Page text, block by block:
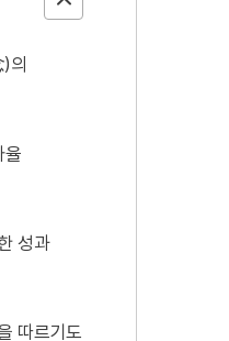
의
율
성과
따르기도